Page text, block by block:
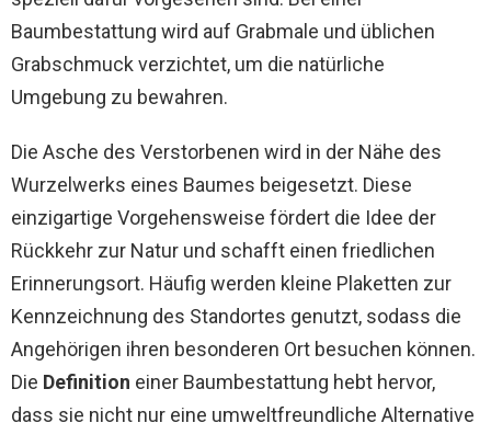
Baumbestattung wird auf Grabmale und üblichen
Grabschmuck verzichtet, um die natürliche
Umgebung zu bewahren.
Die Asche des Verstorbenen wird in der Nähe des
Wurzelwerks eines Baumes beigesetzt. Diese
einzigartige Vorgehensweise fördert die Idee der
Rückkehr zur Natur und schafft einen friedlichen
Erinnerungsort. Häufig werden kleine Plaketten zur
Kennzeichnung des Standortes genutzt, sodass die
Angehörigen ihren besonderen Ort besuchen können.
Die Definition einer Baumbestattung hebt hervor,
dass sie nicht nur eine umweltfreundliche Alternative